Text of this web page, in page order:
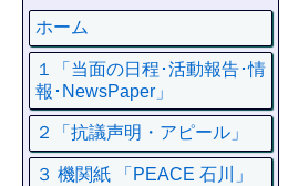
ホーム
１「当面の日程･活動報告･情
報･NewsPaper」
２「抗議声明・アピール」
３ 機関紙 「PEACE 石川」